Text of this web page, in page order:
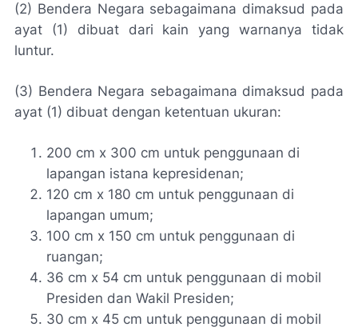
(2) Bendera Negara sebagaimana dimaksud pada
ayat (1) dibuat dari kain yang warnanya tidak
luntur.
(3) Bendera Negara sebagaimana dimaksud pada
ayat (1) dibuat dengan ketentuan ukuran:
200 cm x 300 cm untuk penggunaan di
lapangan istana kepresidenan;
120 cm x 180 cm untuk penggunaan di
lapangan umum;
100 cm x 150 cm untuk penggunaan di
ruangan;
36 cm x 54 cm untuk penggunaan di mobil
Presiden dan Wakil Presiden;
30 cm x 45 cm untuk penggunaan di mobil